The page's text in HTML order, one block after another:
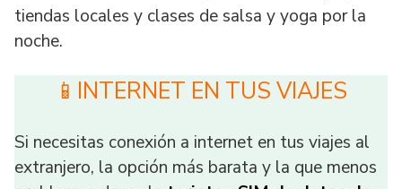
tiendas locales y clases de salsa y yoga por la
noche.
📱INTERNET EN TUS VIAJES
Si necesitas conexión a internet en tus viajes al
extranjero, la opción más barata y la que menos